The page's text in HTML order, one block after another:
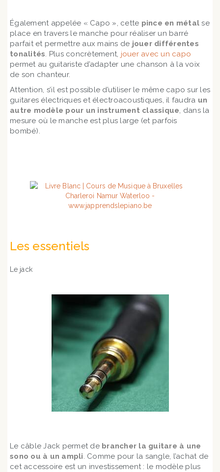
Également appelée « Capo », cette pince en métal se
place en travers le manche pour réaliser un barré
parfait et permettre aux mains de jouer différentes
tonalités. Plus concrètement, jouer avec un capo
permet au guitariste d’adapter une chanson à la voix
de son chanteur.
Attention, s’il est possible d’utiliser le même capo sur les
guitares électriques et électroacoustiques, il faudra un
autre modèle pour un instrument classique, dans la
mesure où le manche est plus large (et parfois
bombé).
Les essentiels
Le jack
Le câble Jack permet de brancher la guitare à une
sono ou à un ampli. Comme pour la sangle, l’achat de
cet accessoire est un investissement : le modèle plus